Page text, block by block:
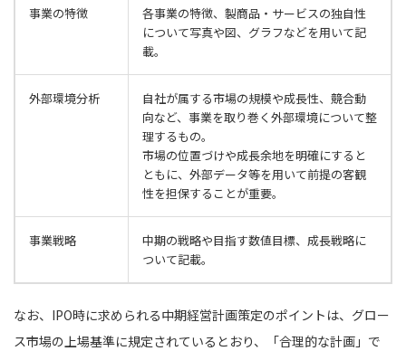
事業の特徴
各事業の特徴、製商品・サービスの独自性
について写真や図、グラフなどを用いて記
載。
外部環境分析
自社が属する市場の規模や成長性、競合動
向など、事業を取り巻く外部環境について整
理するもの。
市場の位置づけや成長余地を明確にすると
ともに、外部データ等を用いて前提の客観
性を担保することが重要。
事業戦略
中期の戦略や目指す数値目標、成長戦略に
ついて記載。
なお、IPO時に求められる中期経営計画策定のポイントは、グロー
ス市場の上場基準に規定されているとおり、「合理的な計画」で